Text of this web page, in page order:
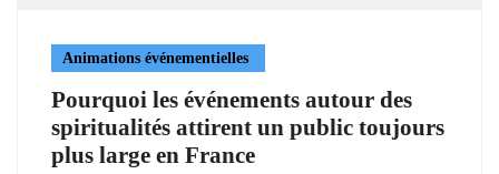
Animations événementielles
Pourquoi les événements autour des
spiritualités attirent un public toujours
plus large en France